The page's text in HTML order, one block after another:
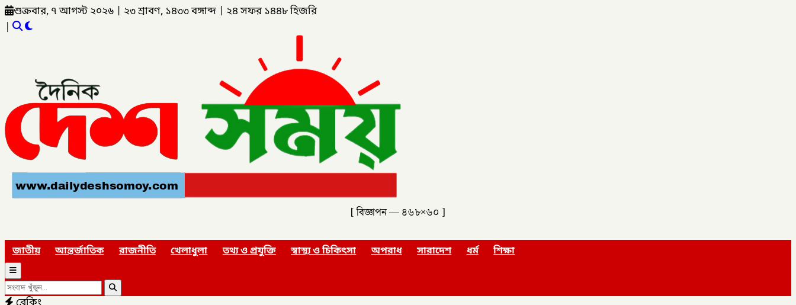
শুক্রবার, ৭ আগস্ট ২০২৬ ২৩ শ্রাবণ, ১৪৩৩ বঙ্গাব্দ ২৪ সফর ১৪৪৮ হিজরি
|
[ বিজ্ঞাপন — ৪৬৮×৬০ ]
জাতীয় আন্তর্জাতিক রাজনীতি খেলাধুলা তথ্য ও প্রযুক্তি স্বাস্থ্য ও চিকিৎসা অপরাধ সারাদেশ ধর্ম শিক্ষা